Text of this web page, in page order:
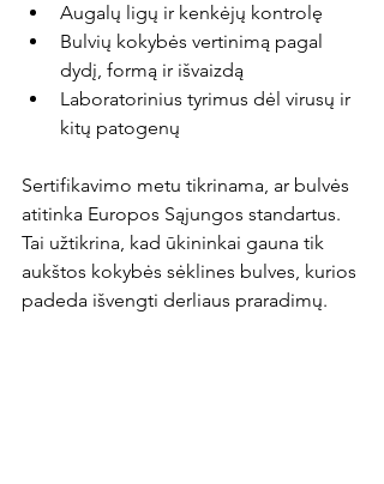
Augalų ligų ir kenkėjų kontrolę
Bulvių kokybės vertinimą pagal
dydį, formą ir išvaizdą
Laboratorinius tyrimus dėl virusų ir
kitų patogenų
Sertifikavimo metu tikrinama, ar bulvės
atitinka Europos Sąjungos standartus.
Tai užtikrina, kad ūkininkai gauna tik
aukštos kokybės sėklines bulves, kurios
padeda išvengti derliaus praradimų.